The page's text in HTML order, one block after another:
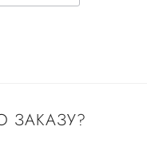
ЗАКАЗУ?